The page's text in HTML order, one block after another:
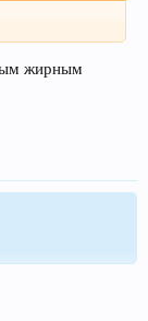
жирным